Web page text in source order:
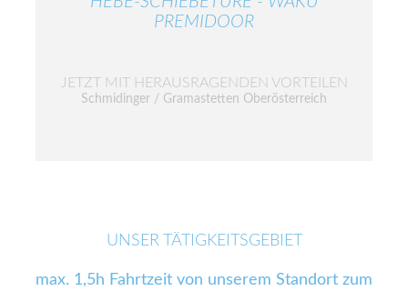
PREMIDOOR
JETZT MIT HERAUSRAGENDEN VORTEILEN
Schmidinger / Gramastetten Oberösterreich
UNSER TÄTIGKEITSGEBIET
max. 1,5h Fahrtzeit von unserem Standort zum